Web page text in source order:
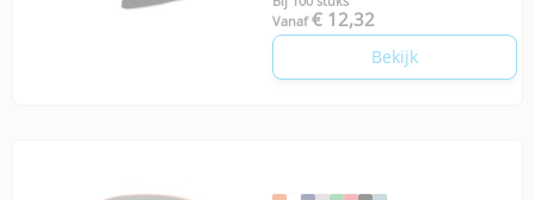
Vanaf € 12,32
Bekijk